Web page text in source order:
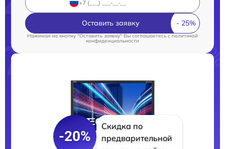
Оставить заявку
Нажимая на кнопку "Оставить заявку" Вы соглашаетесь cполитикой
конфиденциальности
-20%
Скидка по
предварительной